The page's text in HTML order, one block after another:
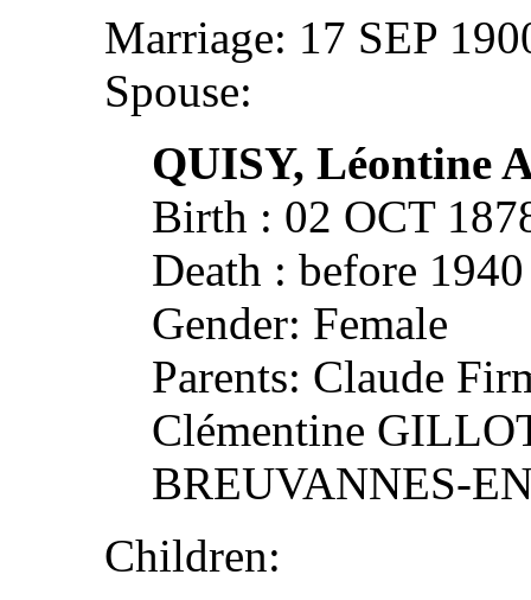
Marriage: 17 SEP
Spouse:
QUISY, Léontine
Birth : 02 OCT
Death : before
Gender: Female
Parents: Claude
Clémentine
BREUVANNES-
Children: